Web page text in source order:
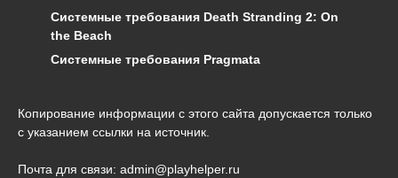
Системные требования Death Stranding 2: On
the Beach
Системные требования Pragmata
Копирование информации с этого сайта допускается только
с указанием ссылки на источник.
Почта для связи: admin@playhelper.ru